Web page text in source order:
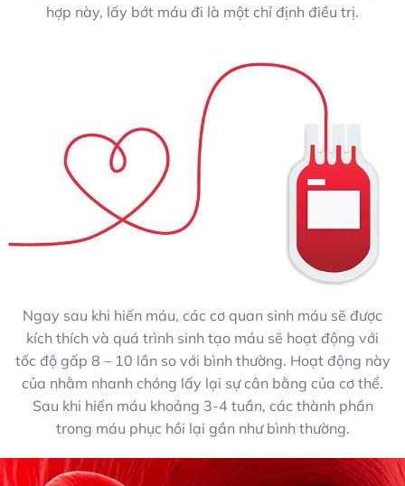
hợp này, lấy bớt máu đi là một chỉ định điều trị.
Ngay sau khi hiến máu, các cơ quan sinh máu sẽ được
kích thích và quá trình sinh tạo máu sẽ hoạt động với
tốc độ gấp 8 – 10 lần so với bình thường. Hoạt động này
của nhằm nhanh chóng lấy lại sự cân bằng của cơ thể.
Sau khi hiến máu khoảng 3-4 tuần, các thành phần
trong máu phục hồi lại gần như bình thường.